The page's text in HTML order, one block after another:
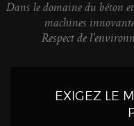
Dans le domaine du béton
machines
Respect de
EXIGEZ LE